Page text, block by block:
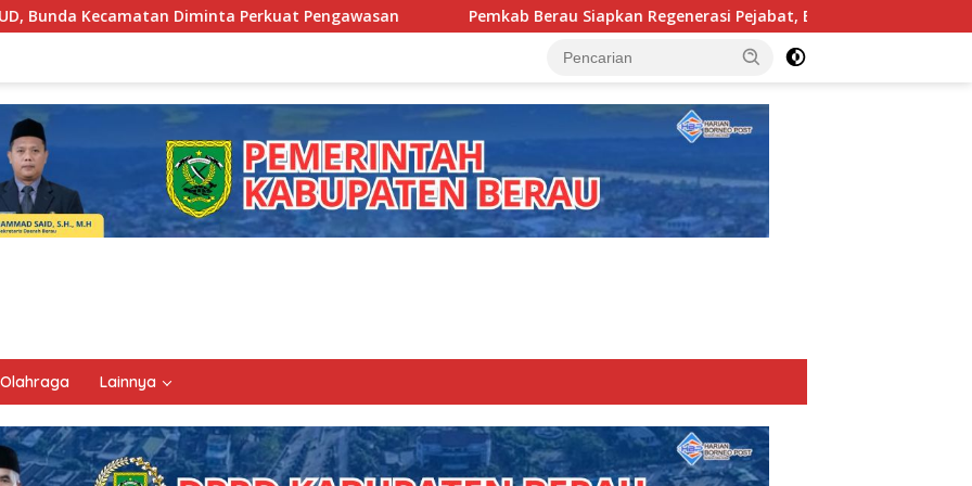
Diminta Perkuat Pengawasan Pemkab Berau Siapkan Regenerasi Pejabat, Empat Kursi Kepala OPD Segera Diisi
Olahraga Lainnya